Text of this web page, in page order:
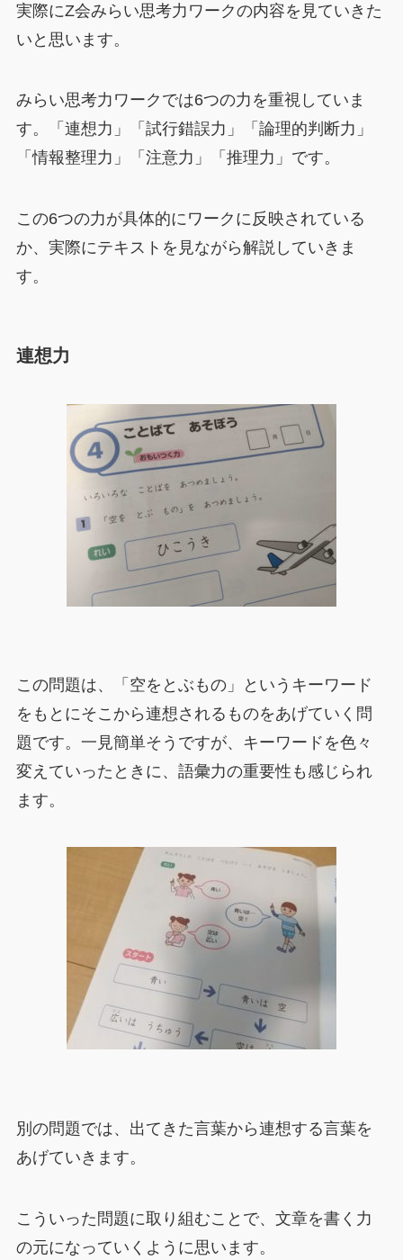
実際にZ会みらい思考力ワークの内容を見ていきた
いと思います。
みらい思考力ワークでは6つの力を重視していま
す。「連想力」「試行錯誤力」「論理的判断力」
「情報整理力」「注意力」「推理力」です。
この6つの力が具体的にワークに反映されている
か、実際にテキストを見ながら解説していきま
す。
連想力
この問題は、「空をとぶもの」というキーワード
をもとにそこから連想されるものをあげていく問
題です。一見簡単そうですが、キーワードを色々
変えていったときに、語彙力の重要性も感じられ
ます。
別の問題では、出てきた言葉から連想する言葉を
あげていきます。
こういった問題に取り組むことで、文章を書く力
の元になっていくように思います。